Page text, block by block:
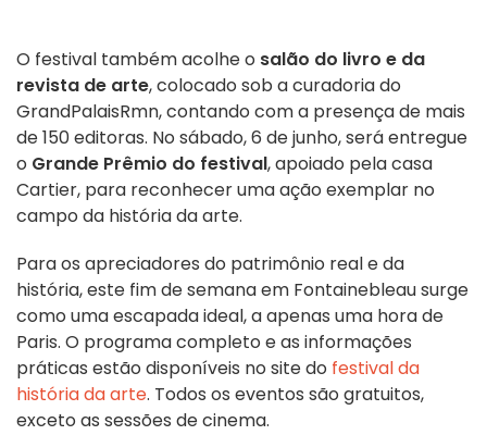
O festival também acolhe o salão do livro e da
revista de arte, colocado sob a curadoria do
GrandPalaisRmn, contando com a presença de mais
de 150 editoras. No sábado, 6 de junho, será entregue
o Grande Prêmio do festival, apoiado pela casa
Cartier, para reconhecer uma ação exemplar no
campo da história da arte.
Para os apreciadores do patrimônio real e da
história, este fim de semana em Fontainebleau surge
como uma escapada ideal, a apenas uma hora de
Paris. O programa completo e as informações
práticas estão disponíveis no site do festival da
história da arte. Todos os eventos são gratuitos,
exceto as sessões de cinema.